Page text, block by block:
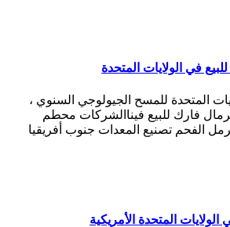
في الولايات المتحدة
المتحدة للمسح الجيولوجي السنوي ،
الرمال فارك للبيع فيناالشركات محطم
الفحم تصنيع المعدات جنوب أفريقيا
المتحدة الأمريكية